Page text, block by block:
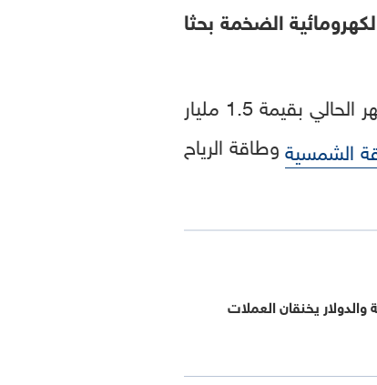
الضخمة بحثا
في وقت سابق من الشهر الحالي بقيمة 1.5 مليار
الشمسيةوطاقة الرياح
يخنقان العملات